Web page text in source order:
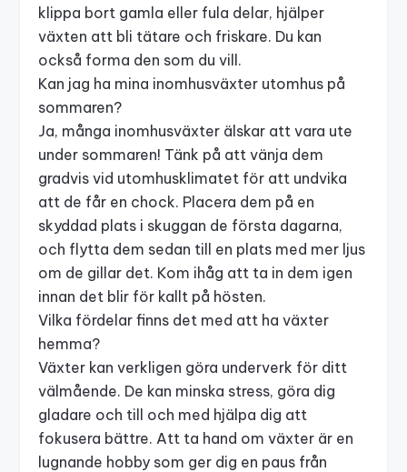
klippa bort gamla eller fula delar, hjälper
växten att bli tätare och friskare. Du kan
också forma den som du vill.
Kan jag ha mina inomhusväxter utomhus på
sommaren?
Ja, många inomhusväxter älskar att vara ute
under sommaren! Tänk på att vänja dem
gradvis vid utomhusklimatet för att undvika
att de får en chock. Placera dem på en
skyddad plats i skuggan de första dagarna,
och flytta dem sedan till en plats med mer ljus
om de gillar det. Kom ihåg att ta in dem igen
innan det blir för kallt på hösten.
Vilka fördelar finns det med att ha växter
hemma?
Växter kan verkligen göra underverk för ditt
välmående. De kan minska stress, göra dig
gladare och till och med hjälpa dig att
fokusera bättre. Att ta hand om växter är en
lugnande hobby som ger dig en paus från